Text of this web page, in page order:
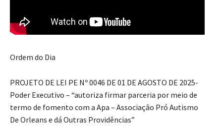
Ordem do Dia
PROJETO DE LEI PE Nº 0046 DE 01 DE AGOSTO DE 2025-
Poder Executivo – “autoriza firmar parceria por meio de
termo de fomento com a Apa – Associação Pró Autismo
De Orleans e dá Outras Providências”